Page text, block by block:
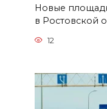
Новые
в Ростовской
12